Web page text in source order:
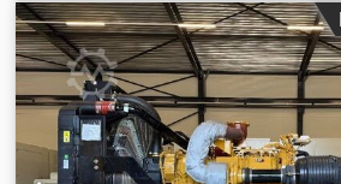
Мощность генератора: 550 кВА
493 x 166 x 232 см Сертификация CE:
воды: 842 л Для получения
обратитесь к команде DPX. = Другие
Dodpfx Ajx Svhzskkokr - Аккумулятор -
Стальная крыша - Топливная цистерна